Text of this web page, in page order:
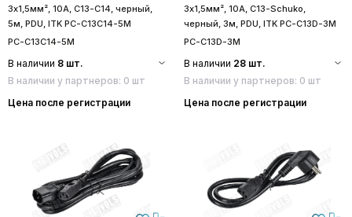
3х1,5мм², 10А, C13-C14, черный,
5м, PDU, ITK PC-C13C14-5M
PC-C13C14-5M
В наличии 8 шт.
В наличии у партнеров: 0 шт
Цена после регистрации
3х1,5мм², 10А, C13-Schuko,
черный, 3м, PDU, ITK PC-C13D-3M
PC-C13D-3M
В наличии 28 шт.
В наличии у партнеров: 0 шт
Цена после регистрации